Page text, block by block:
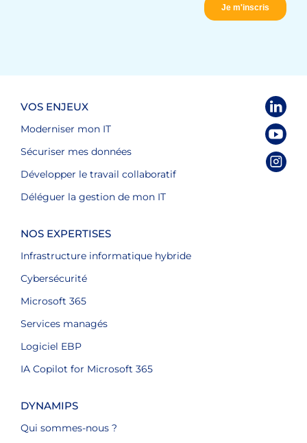
VOS ENJEUX
Moderniser mon IT
Sécuriser mes données
Développer le travail collaboratif
Déléguer la gestion de mon IT
NOS EXPERTISES
Infrastructure informatique hybride
Cybersécurité
Microsoft 365
Services managés
Logiciel EBP
IA Copilot for Microsoft 365
DYNAMIPS
Qui sommes-nous ?